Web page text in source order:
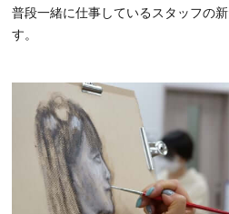
普段一緒に仕事しているスタッフの
す。